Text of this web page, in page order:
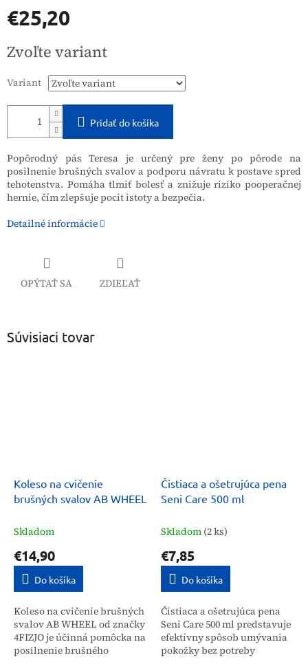
€25,20
cena:
Zvoľte variant
Variant
Pridať do košíka
Popôrodný pás Teresa je určený pre ženy po pôrode na
posilnenie brušných svalov a podporu návratu k postave spred
tehotenstva. Pomáha tlmiť bolesť a znižuje riziko pooperačnej
hernie, čím zlepšuje pocit istoty a bezpečia.
Detailné informácie
OPÝTAŤ SA ZDIEĽAŤ
Súvisiaci tovar
Koleso na cvičenie
brušných svalov AB WHEEL
Skladom
€14,90
Do košíka
Koleso na cvičenie brušných
svalov AB WHEEL od značky
4FIZJO je účinná pomôcka na
posilnenie brušného
Čistiaca a ošetrujúca pena
Seni Care 500 ml
Skladom (2 ks)
€7,85
Do košíka
Čistiaca a ošetrujúca pena
Seni Care 500 ml predstavuje
efektívny spôsob umývania
pokožky bez potreby